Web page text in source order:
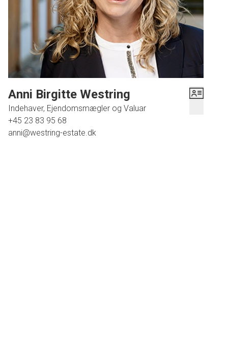
installere dit eget køkken præcis efter egne ønsker og med
direkte udgang til orangeri og terrasse
- Grovkøkken og helt nyt badeværelse med smukke fliser
- På 1. salen er et master bedroom med walk-in-closet
og stor stue som oprindeligt er tegnet til at være 3
rummelige soveværelser,
Derudover en virkelig dejlig lade på 259 kvm, samt 84 kvm
på 1 sal, opført i år 2005, som virkelig indbyder til alle
mulige anvendelser.
Den store grund på ca. 2,7 hektar består dels af en meget
stor have og dels af agerjord. Såfremt det ønskes, kan der
Anni Birgitte Westring
Indehaver, Ejendomsmægler og Valuar
+45 23 83 95 68
anni@westring-estate.dk